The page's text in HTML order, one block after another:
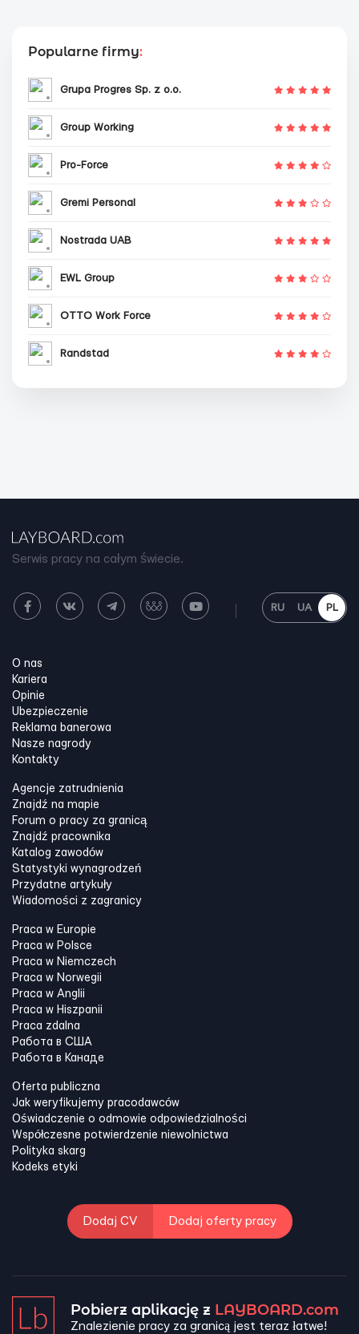
Popularne firmy:
Grupa Progres Sp. z o.o.
Group Working
Pro-Force
Gremi Personal
Nostrada UAB
EWL Group
OTTO Work Force
Randstad
Serwis pracy na całym świecie.
RU UA PL
O nas
Kariera
Opinie
Ubezpieczenie
Reklama banerowa
Nasze nagrody
Kontakty
Agencje zatrudnienia
Znajdź na mapie
Forum o pracy za granicą
Znajdź pracownika
Katalog zawodów
Statystyki wynagrodzeń
Przydatne artykuły
Wiadomości z zagranicy
Praca w Europie
Praca w Polsce
Praca w Niemczech
Praca w Norwegii
Praca w Anglii
Praca w Hiszpanii
Praca zdalna
Работа в США
Работа в Канадe
Oferta publiczna
Jak weryfikujemy pracodawców
Oświadczenie o odmowie odpowiedzialności
Współczesne potwierdzenie niewolnictwa
Polityka skarg
Kodeks etyki
Dodaj CV Dodaj oferty pracy
Pobierz aplikację z LAYBOARD.com
Znalezienie pracy za granicą jest teraz łatwe!